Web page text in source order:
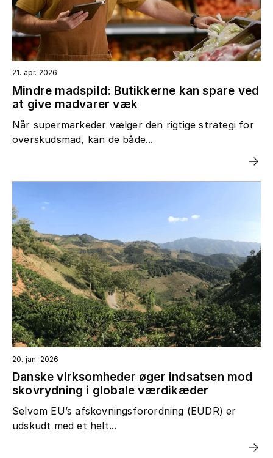
21. apr. 2026
Mindre madspild: Butikkerne kan spare ved
at give madvarer væk
Når supermarkeder vælger den rigtige strategi for
overskudsmad, kan de både...
20. jan. 2026
Danske virksomheder øger indsatsen mod
skovrydning i globale værdikæder
Selvom EU’s afskovningsforordning (EUDR) er
udskudt med et helt...